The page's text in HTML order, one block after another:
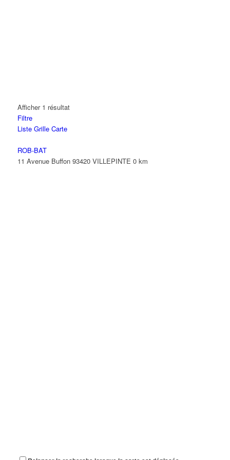
Afficher 1 résultat
Filtre
Liste Grille Carte
ROB-BAT
11 Avenue Buffon 93420 VILLEPINTE 0 km